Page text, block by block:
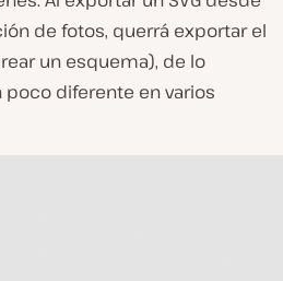
de fotos, querrá exportar el
un esquema), de lo
diferente en varios